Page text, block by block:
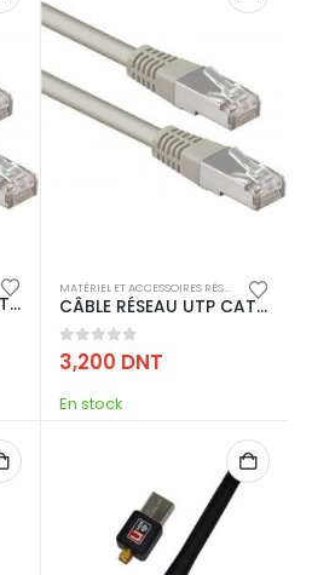
,CÂBLE RÉSEAU
CÂBLE RÉSEAU UTP CAT 6 RJ45 10M – GRIS
,CÂBLE
CÂBLE RÉSEAU UTP CAT 6 RJ45 3M – GRIS
0out of 5
3,200 DNT
En stock